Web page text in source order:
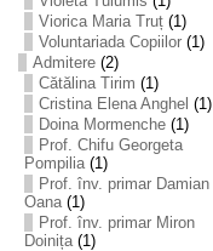
Viorica Maria Truț(1)
Voluntariada Copiilor(1)
Admitere(2)
Cătălina Tirim (1)
Cristina Elena Anghel (1)
Doina Mormenche(1)
Prof. Chifu Georgeta
Pompilia(1)
Prof. înv. primar Damian
Oana(1)
Prof. înv. primar Miron
Doinița(1)